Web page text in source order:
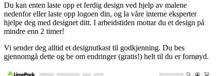
Express-pappkopper fra kun 1 000 stk.
Med minimumsbestilling på bare 1 000 kopper er våre Express et
designene enkelt mellom flere størrelser.
sikre lave minimumsantall og imponerende leveringstider.
Du kan enten laste opp et ferdig design ved hjelp av malene
nedenfor eller laste opp logoen din, og la våre interne eksperter
hjelpe deg med designet ditt. I arbeidstiden mottar du et design på
mindre enn 2 timer!
Vi sender deg alltid et designutkast til godkjenning. Du bes
gjennomgå dette og be om endringer (gratis!) helt til du er fornøyd.